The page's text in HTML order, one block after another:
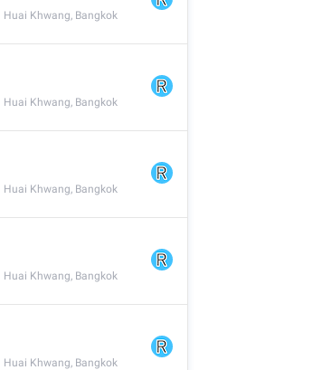
Huai Khwang, Bangkok
Huai Khwang, Bangkok
Huai Khwang, Bangkok
Huai Khwang, Bangkok
Huai Khwang, Bangkok